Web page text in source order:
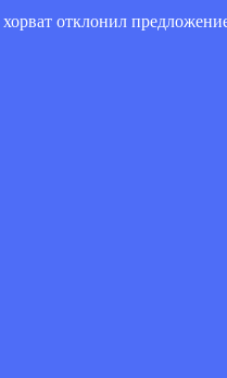
отклонил